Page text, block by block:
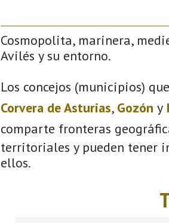
Cosmopolita, marinera,
Avilés y su entorno.
Los concejos (municipios)
Corvera de Asturias, Gozón y
comparte fronteras
territoriales y pueden tener
ellos.